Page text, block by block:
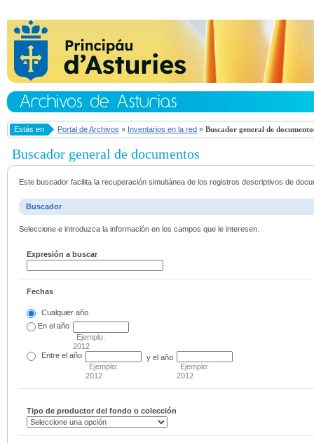
Estás en Portal de Archivos » Inventarios en la red » Buscador general de
Buscador general de documentos
Este buscador facilita la recuperación simultánea de los registros descriptivos de
Buscador
Seleccione e introduzca la información en los campos que le interesen.
Expresión a buscar
Fechas
Cualquier año
En el año
Ejemplo:
2012
Entre el año
Ejemplo:
2012
y el año
Ejemplo:
2012
Tipo de productor del fondo o colección